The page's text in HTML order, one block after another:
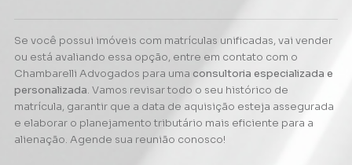
Se você possui imóveis com matrículas unificadas, vai vender
ou está avaliando essa opção, entre em contato com o
Chambarelli Advogados para uma consultoria especializada e
personalizada. Vamos revisar todo o seu histórico de
matrícula, garantir que a data de aquisição esteja assegurada
e elaborar o planejamento tributário mais eficiente para a
alienação. Agende sua reunião conosco!